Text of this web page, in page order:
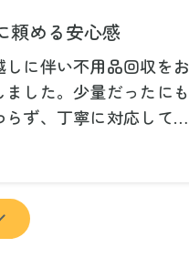
頼める安心感
しに伴い不用品回収をお
ました。少量だったにも
らず、丁寧に対応してい
さり、次回もぜひお願
と思いました。
分では持ち運べない重